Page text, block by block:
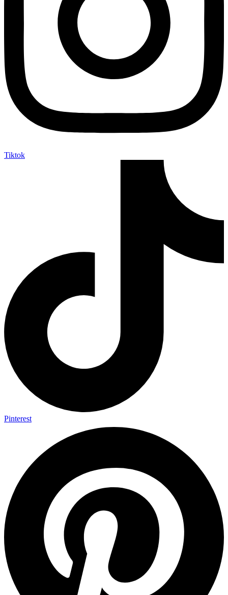
Tiktok
Pinterest